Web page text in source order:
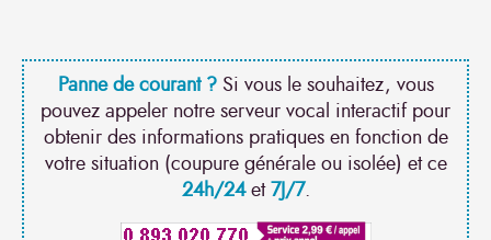
Panne de courant ?Si vous le souhaitez, vous
pouvez appeler notre serveur vocal interactif pour
obtenir des informations pratiques en fonction de
votre situation (coupure générale ou isolée) et ce
24h/24et7J/7.